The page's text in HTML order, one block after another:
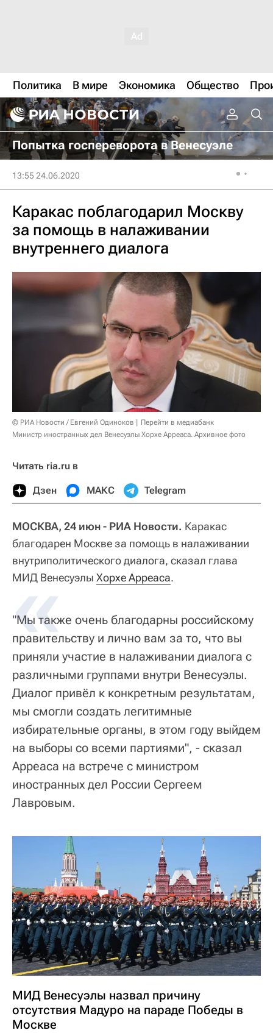
Политика В мире Экономика Общество
Попытка госпереворота в Венесуэле
13:55 24.06.2020
Каракас поблагодарил Москву
за помощь в налаживании
внутреннего диалога
© РИА Новости / Евгений Одиноков
Перейти в медиабанк
Министр иностранных дел Венесуэлы Хорхе Арреаса. Архивное фото
Читать ria.ru в
Дзен МАКС Telegram
МОСКВА, 24 июн - РИА Новости. Каракас
благодарен Москве за помощь в налаживании
внутриполитического диалога, сказал глава
МИД Венесуэлы Хорхе Арреаса.
«
"Мы также очень благодарны российскому
правительству и лично вам за то, что вы
приняли участие в налаживании диалога с
различными группами внутри Венесуэлы.
Диалог привёл к конкретным результатам,
мы смогли создать легитимные
избирательные органы, в этом году выйдем
на выборы со всеми партиями", - сказал
Арреаса на встрече с министром
иностранных дел России Сергеем
Лавровым.
МИД Венесуэлы назвал причину
отсутствия Мадуро на параде Победы в
Москве